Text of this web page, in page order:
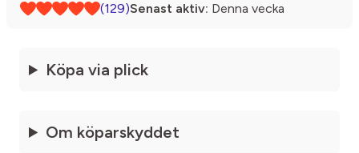
(129)Senast aktiv: Denna vecka
Köpa via plick
Om köparskyddet